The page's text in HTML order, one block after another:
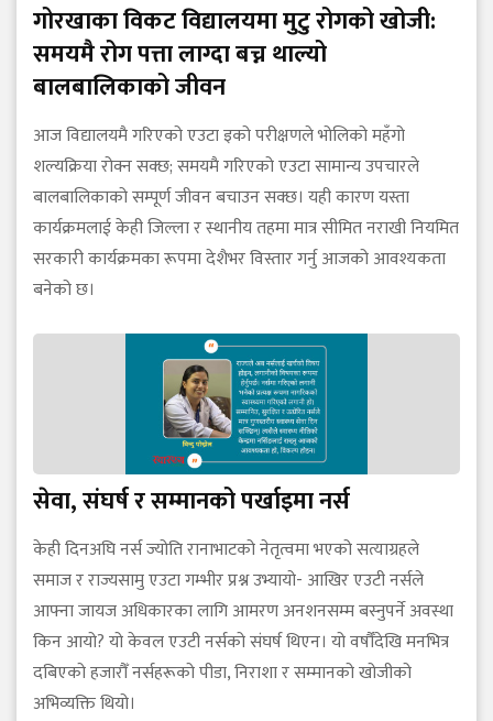
गोरखाका विकट विद्यालयमा मुटु रोगको खोजी:
समयमै रोग पत्ता लाग्दा बच्न थाल्यो
बालबालिकाको जीवन
आज विद्यालयमै गरिएको एउटा इको परीक्षणले भोलिको महँगो
शल्यक्रिया रोक्न सक्छ; समयमै गरिएको एउटा सामान्य उपचारले
बालबालिकाको सम्पूर्ण जीवन बचाउन सक्छ। यही कारण यस्ता
कार्यक्रमलाई केही जिल्ला र स्थानीय तहमा मात्र सीमित नराखी नियमित
सरकारी कार्यक्रमका रूपमा देशैभर विस्तार गर्नु आजको आवश्यकता
बनेको छ।
सेवा, संघर्ष र सम्मानको पर्खाइमा नर्स
केही दिनअघि नर्स ज्योति रानाभाटको नेतृत्वमा भएको सत्याग्रहले
समाज र राज्यसामु एउटा गम्भीर प्रश्न उभ्यायो- आखिर एउटी नर्सले
आफ्ना जायज अधिकारका लागि आमरण अनशनसम्म बस्नुपर्ने अवस्था
किन आयो? यो केवल एउटी नर्सको संघर्ष थिएन। यो वर्षौँदेखि मनभित्र
दबिएको हजारौँ नर्सहरूको पीडा, निराशा र सम्मानको खोजीको
अभिव्यक्ति थियो।